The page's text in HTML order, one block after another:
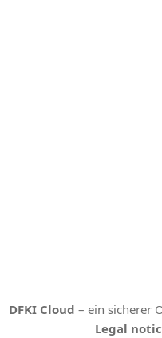
DFKI Cloud – ein sicherer
Legal